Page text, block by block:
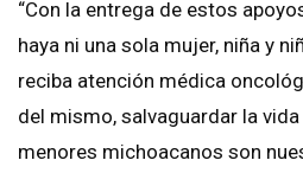
“Con la entrega de estos
haya ni una sola mujer, niña y
reciba atención médica
del mismo, salvaguardar la
menores michoacanos son